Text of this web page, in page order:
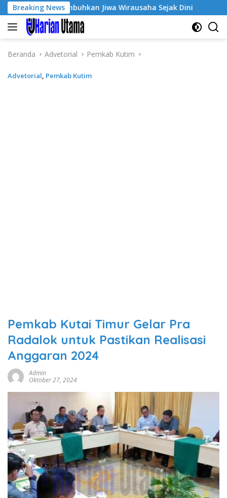
Langsung
ke
konten
Breaking News
Tumbuhkan Jiwa Wirausaha Sejak Dini GratisPol
Beranda Advetorial Pemkab Kutim
Advetorial, Pemkab Kutim
Pemkab Kutai Timur Gelar Pra
Radalok untuk Pastikan Realisasi
Anggaran 2024
Admin
Oktober 27, 2024